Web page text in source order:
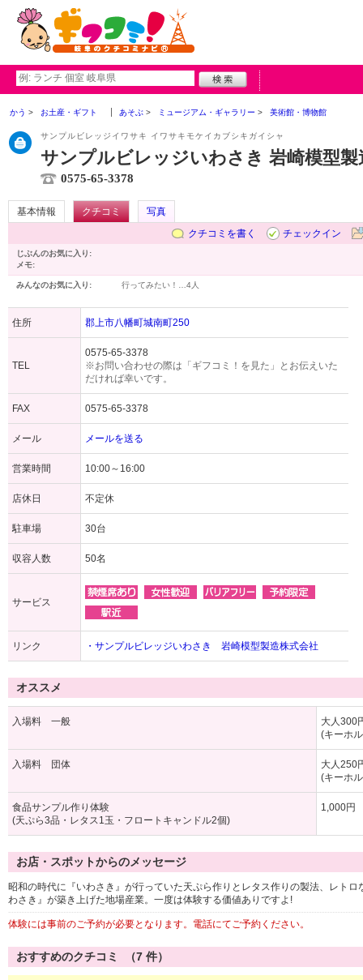
かう お土産・ギフト あそぶ ミュージアム・ギャラリー 美術館・博物館
サンプルビレッジイワサキ イワサキモケイカブシキガイシャ
サンプルビレッジいわさき 岩崎模型製
0575-65-3378
基本情報 クチコミ
写真
クチコミを書く
チェックイン
じぶんのお気に入り:
メモ:
みんなのお気に入り: 行ってみたい！… 4人
住所 郡上市八幡町城南町250
TEL
0575-65-3378
※お問い合わせの際は「ギフコミ！を見た」とお伝えいた
だければ幸いです。
FAX 0575-65-3378
メール メールを送る
営業時間 10:00～16:00
店休日 不定休
駐車場 30台
収容人数 50名
サービス
リンク ・サンプルビレッジいわさき 岩崎模型製造株式会社
オススメ
入場料 一般
大人
(キーホ
入場料 団体
大人
(キーホ
食品サンプル作り体験
(天ぷら3品・レタス1玉・フロートキャンドル2個)
1,000円
お店・スポットからのメッセージ
昭和の時代に『いわさき』が行っていた天ぷら作りとレタス作りの製法、レト
わさき』が築き上げた地場産業。一度は体験する価値ありですよ!
体験には事前のご予約が必要となります。電話にてご予約ください。
おすすめのクチコミ （7 件）